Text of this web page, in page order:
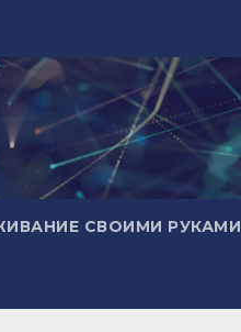
СВОИМИ РУКАМИ